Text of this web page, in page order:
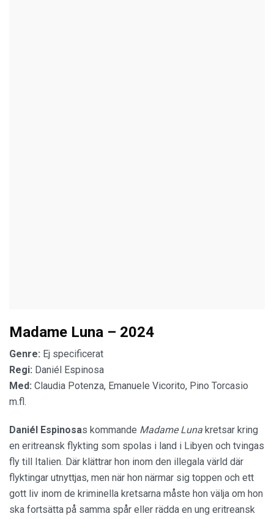
Madame Luna – 2024
Genre: Ej specificerat
Regi: Daniél Espinosa
Med: Claudia Potenza, Emanuele Vicorito, Pino Torcasio
m.fl.
Daniél Espinosas kommande Madame Luna kretsar kring
en eritreansk flykting som spolas i land i Libyen och tvingas
fly till Italien. Där klättrar hon inom den illegala värld där
flyktingar utnyttjas, men när hon närmar sig toppen och ett
gott liv inom de kriminella kretsarna måste hon välja om hon
ska fortsätta på samma spår eller rädda en ung eritreansk